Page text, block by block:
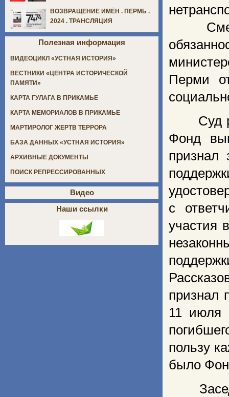
Перми
Суд
Фонд
признал
с
участия
признал
11 июля
пользу
было
ВОЗВРАЩЕНИЕ ИМЁН . ПЕРМЬ .
2024 . ТРАНСЛЯЦИЯ
Полезная информация
ВИДЕОЦИКЛ «УСТНАЯ ИСТОРИЯ»
ВЕСТНИКИ «ЦЕНТРА ИСТОРИЧЕСКОЙ
ПАМЯТИ»
КАРТА ГУЛАГА В ПРИКАМЬЕ
КАРТА МЕМОРИАЛОВ В ПРИКАМЬЕ
МАРТИРОЛОГ ЖЕРТВ ТЕРРОРА
БАЗА ДАННЫХ «УСТНАЯ ИСТОРИЯ»
АРХИВНЫЕ ДОКУМЕНТЫ
ПОИСК РЕПРЕССИРОВАННЫХ
Видео
Наши ссылки